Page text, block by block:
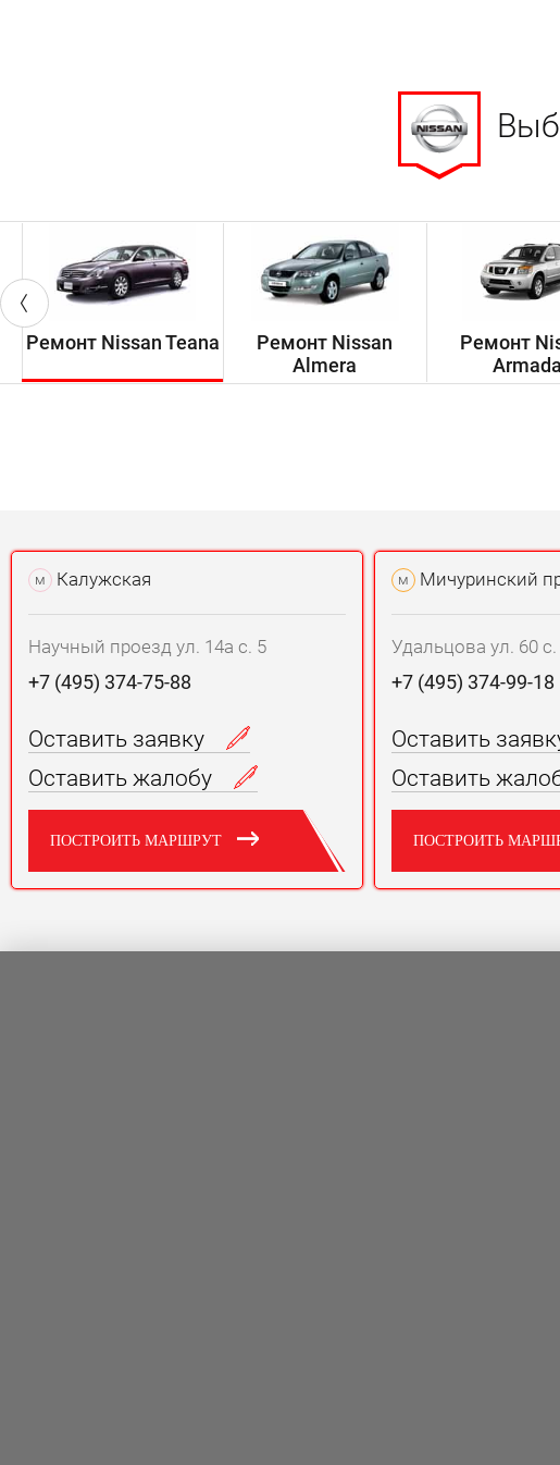
Ремонт Nissan Teana
Ремонт Nissan
Almera
Ремонт
Armada
м Калужская
Научный проезд ул. 14а с. 5
+7 (495) 374-75-88
Оставить заявку
Оставить жалобу
ПОСТРОИТЬ МАРШРУТ
м Мичуринский
Удальцова ул. 60 с.
+7 (495) 374-99-18
Оставить
Оставить
ПОСТРОИТЬ